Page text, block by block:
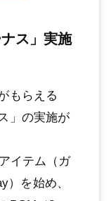
ス」実施
もらえる
」の実施が
イテム（ガ
）を始め、